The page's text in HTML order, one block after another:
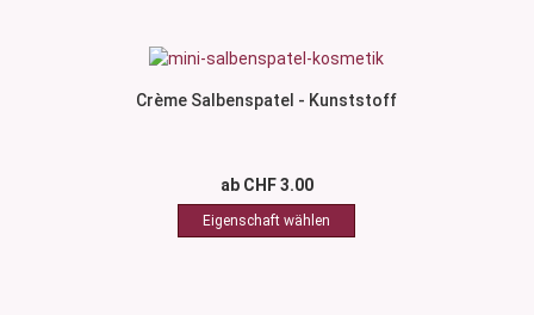
Crème Salbenspatel - Kunststoff
ab CHF 3.00